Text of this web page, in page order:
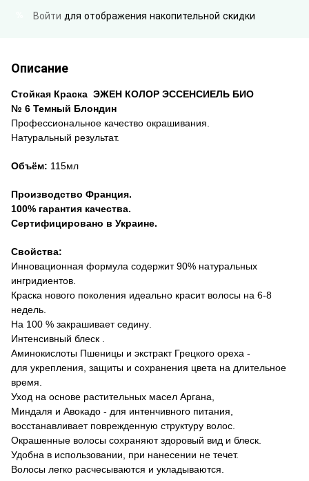
Войти для отображения накопительной скидки
Описание
Стойкая Краска ЭЖЕН КОЛОР ЭССЕНСИЕЛЬ БИО
№ 6 Темный Блондин
Профессиональное качество окрашивания.
Натуральный результат.
Объём: 115мл
Производство Франция.
100% гарантия качества.
Сертифицировано в Украине.
Свойства:
Инновационная формула содержит 90% натуральных
ингридиентов.
Краска нового поколения идеально красит волосы на 6-8
недель.
На 100 % закрашивает седину
Интенсивный блеск .
Аминокислоты Пшеницы и экстракт Грецкого ореха -
для укрепления, защиты и сохранения цвета на длительное
время.
Уход на основе растительных масел Аргана,
Миндаля и Авокадо - для интенчивного питания,
восстанавливает поврежденную структуру волос.
Окрашенные волосы сохраняют здоровый вид и блеск
Удобна в использовании, при нанесении не течет.
Волосы легко расчесываются и укладываются